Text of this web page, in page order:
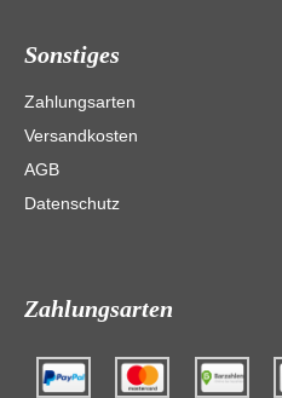
Sonstiges
Zahlungsarten
Versandkosten
AGB
Datenschutz
Zahlungsarten